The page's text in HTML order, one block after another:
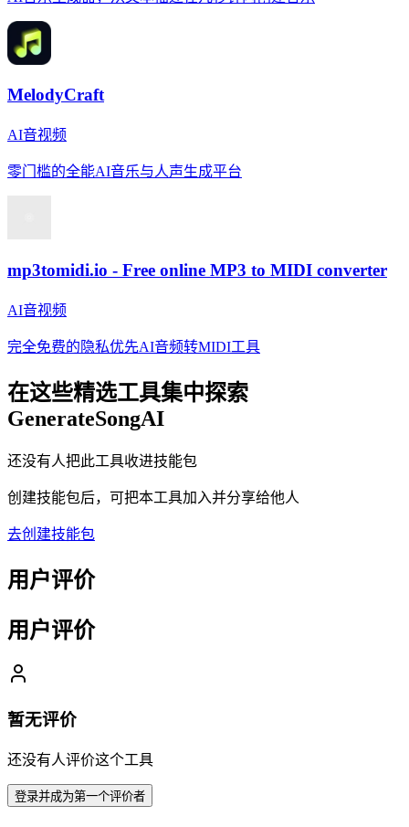
MelodyCraft
AI音视频
零门槛的全能AI音乐与人声生成平台
mp3tomidi.io - Free online MP3 to MIDI converter
AI音视频
完全免费的隐私优先AI音频转MIDI工具
在这些精选工具集中探索
GenerateSongAI
还没有人把此工具收进技能包
创建技能包后，可把本工具加入并分享给他人
去创建技能包
用户评价
用户评价
暂无评价
还没有人评价这个工具
登录并成为第一个评价者